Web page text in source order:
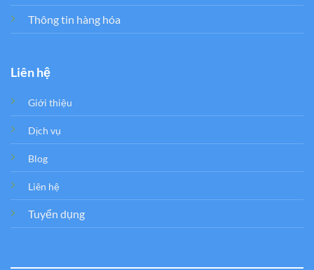
Thông tin hàng hóa
Liên hệ
Giới thiệu
Dịch vụ
Blog
Liên hệ
Tuyển dụng